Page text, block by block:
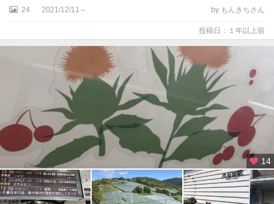
24 2021/12/11～ by もんきちさん
投稿日：１年以上前
14